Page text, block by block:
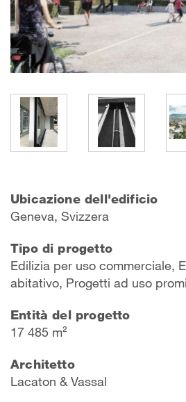
Ubicazione dell'edificio
Geneva, Svizzera
Tipo di progetto
Edilizia per uso commerciale,
abitativo, Progetti ad uso
Entità del progetto
17 485 m²
Architetto
Lacaton & Vassal